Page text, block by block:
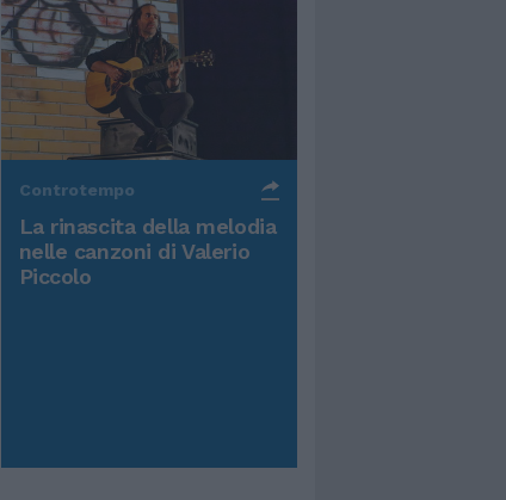
Controtempo
La rinascita della melodia
nelle canzoni di Valerio
Piccolo